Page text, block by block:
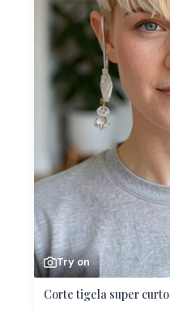
Try on
Corte tigela super curto